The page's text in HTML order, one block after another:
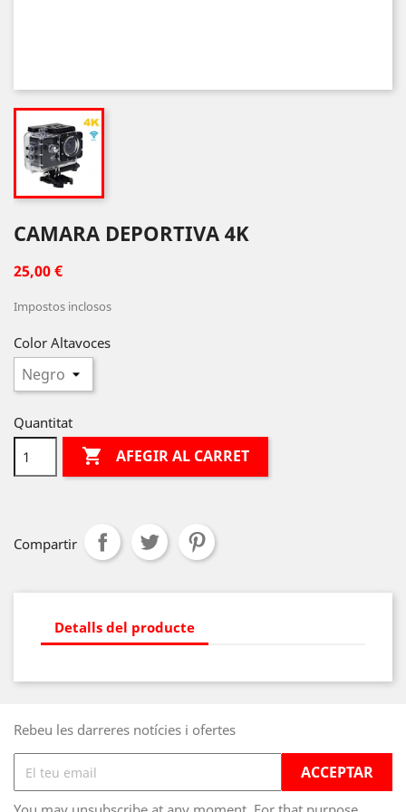
CAMARA DEPORTIVA 4K
25,00 €
Impostos inclosos
Color Altavoces
Quantitat
 AFEGIR AL CARRET
Compartir
Detalls del producte
Rebeu les darreres notícies i ofertes